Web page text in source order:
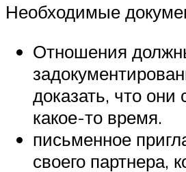
Необходимые
Отношения
доказать, что они
какое-то время.
письменное
своего партнера,